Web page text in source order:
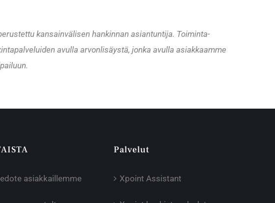
kansainvälisen hankinnan asiantuntija. Toiminta-
avulla arvonlisäystä, jonka avulla asiakkaamme
asiakkaillemme
Palvelut
Xpoint Assistant